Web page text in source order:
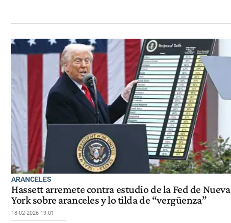
ARANCELES
Hassett arremete contra estudio de la Fed de Nueva
York sobre aranceles y lo tilda de “vergüenza”
18-02-2026 19:01